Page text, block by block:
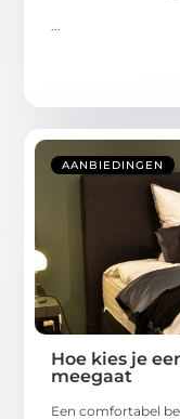
AANBIEDINGEN
Hoe kies je
meegaat
Een comfortabel